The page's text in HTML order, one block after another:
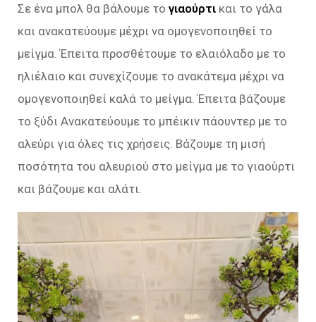
Σε ένα μπολ θα βάλουμε το γιαούρτι και το γάλα
και ανακατεύουμε μέχρι να ομογενοποιηθεί το
μείγμα. Έπειτα προσθέτουμε το ελαιόλαδο με το
ηλιέλαιο και συνεχίζουμε το ανακάτεμα μέχρι να
ομογενοποιηθεί καλά το μείγμα. Έπειτα βάζουμε
το ξύδι Ανακατεύουμε το μπέικιν πάουντερ με το
αλεύρι για όλες τις χρήσεις. Βάζουμε τη μισή
ποσότητα του αλευριού στο μείγμα με το γιαούρτι
και βάζουμε και αλάτι.